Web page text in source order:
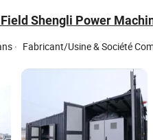
Shengli Power
· Fabricant/Usine & Société